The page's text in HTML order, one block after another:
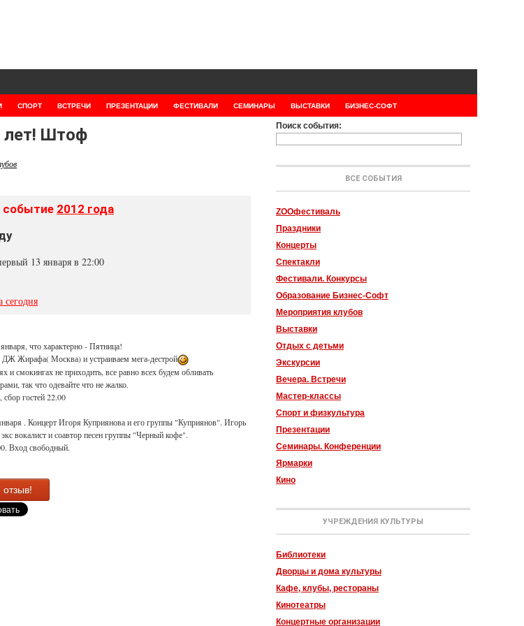
СПОРТ ВСТРЕЧИ ПРЕЗЕНТАЦИИ ФЕСТИВАЛИ СЕМИНАРЫ ВЫСТАВКИ БИЗНЕС-СОФТ
Штоф
событие 2012 года
13 января в 22:00
что характерно - Пятница!
ДЖ Жирафа( Москва) и устраиваем мега-дестрой
и смокингах не приходить, все равно всех будем обливать
так что одевайте что не жалко.
гостей 22.00
. Концерт Игоря Куприянова и его группы "Куприянов". Игорь
вокалист и соавтор песен группы "Черный кофе".
Вход свободный.
отзыв!
Поиск события:
ВСЕ СОБЫТИЯ
ZOOфестиваль
Праздники
Концерты
Спектакли
Фестивали. Конкурсы
Образование Бизнес-Софт
Мероприятия клубов
Выставки
Отдых с детьми
Экскурсии
Вечера. Встречи
Мастер-классы
Спорт и физкультура
Презентации
Семинары. Конференции
Ярмарки
Кино
УЧРЕЖДЕНИЯ КУЛЬТУРЫ
Библиотеки
Дворцы и дома культуры
Кафе, клубы, рестораны
Кинотеатры
Концертные организации